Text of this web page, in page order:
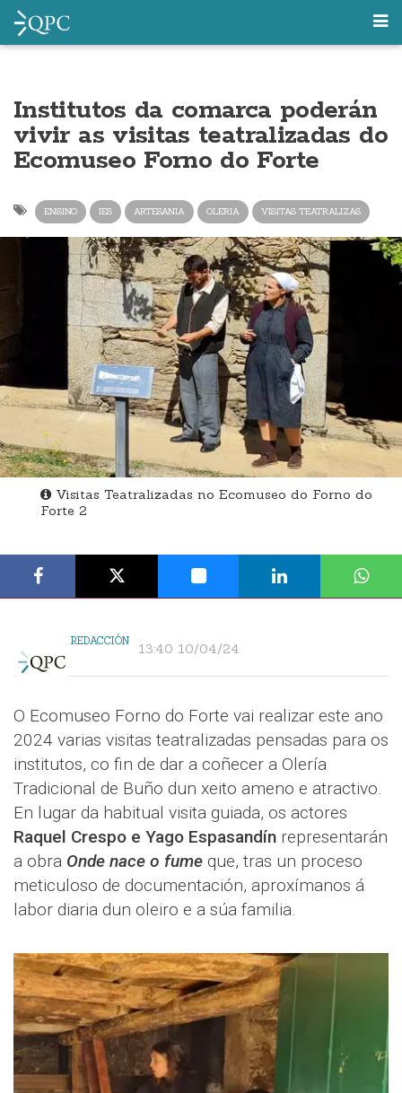
Institutos da comarca poderán
vivir as visitas teatralizadas do
Ecomuseo Forno do Forte
ENSINO IES ARTESANIA OLERIA VISITAS TEATRALIZAS
Visitas Teatralizadas no Ecomuseo do Forno do
Forte 2
REDACCIÓN 13:40 10/04/24
O Ecomuseo Forno do Forte vai realizar este ano
2024 varias visitas teatralizadas pensadas para os
institutos, co fin de dar a coñecer a Olería
Tradicional de Buño dun xeito ameno e atractivo.
En lugar da habitual visita guiada, os actores
Raquel Crespo e Yago Espasandín representarán
a obra Onde nace o fume que, tras un proceso
meticuloso de documentación, aproxímanos á
labor diaria dun oleiro e a súa familia.